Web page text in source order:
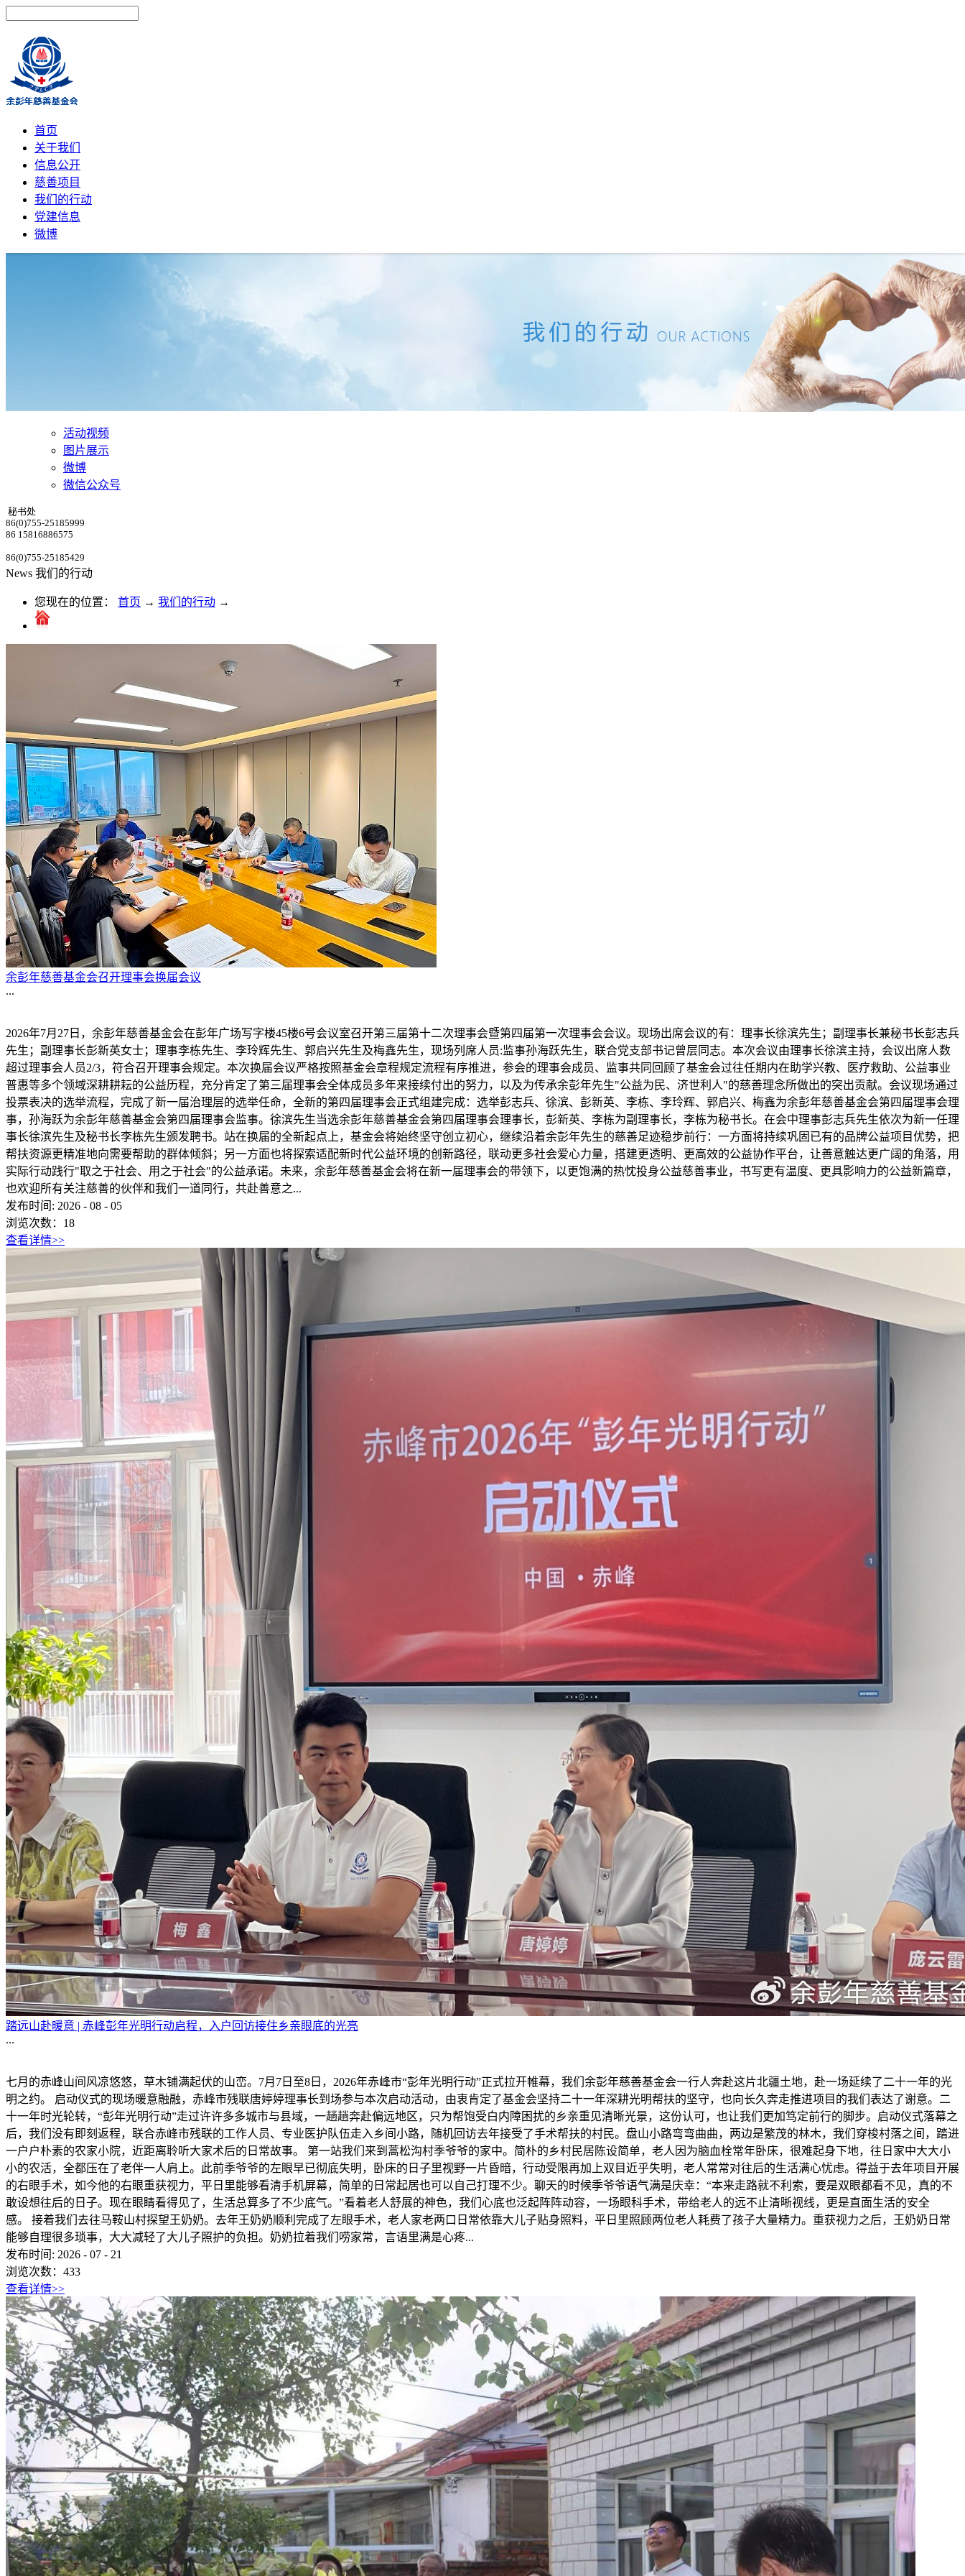
首页
关于我们
信息公开
慈善项目
我们的行动
党建信息
微博
活动视频
图片展示
微博
微信公众号
秘书处
86(0)755-25185999
86 15816886575
86(0)755-25185429
News 我们的行动
您现在的位置： 首页 → 我们的行动 →
余彭年慈善基金会召开理事会换届会议
...
2026年7月27日，余彭年慈善基金会在彭年广场写字楼45楼6号会议室召开第三届第十二次理事会暨第四届第一次理事会会议。现场出席会议的有：理事长徐滨先生；副理事长兼秘书长彭志兵
先生；副理事长彭新英女士；理事李栋先生、李玲辉先生、郭启兴先生及梅鑫先生，现场列席人员:监事孙海跃先生，联合党支部书记曾层同志。本次会议由理事长徐滨主持，会议出席人数
超过理事会人员2/3，符合召开理事会规定。本次换届会议严格按照基金会章程规定流程有序推进，参会的理事会成员、监事共同回顾了基金会过往任期内在助学兴教、医疗救助、公益事业
普惠等多个领域深耕耕耘的公益历程，充分肯定了第三届理事会全体成员多年来接续付出的努力，以及为传承余彭年先生"公益为民、济世利人"的慈善理念所做出的突出贡献。会议现场通过
投票表决的选举流程，完成了新一届治理层的选举任命，全新的第四届理事会正式组建完成：选举彭志兵、徐滨、彭新英、李栋、李玲辉、郭启兴、梅鑫为余彭年慈善基金会第四届理事会理
事，孙海跃为余彭年慈善基金会第四届理事会监事。徐滨先生当选余彭年慈善基金会第四届理事会理事长，彭新英、李栋为副理事长，李栋为秘书长。在会中理事彭志兵先生依次为新一任理
事长徐滨先生及秘书长李栋先生颁发聘书。站在换届的全新起点上，基金会将始终坚守创立初心，继续沿着余彭年先生的慈善足迹稳步前行：一方面将持续巩固已有的品牌公益项目优势，把
帮扶资源更精准地向需要帮助的群体倾斜；另一方面也将探索适配新时代公益环境的创新路径，联动更多社会爱心力量，搭建更透明、更高效的公益协作平台，让善意触达更广阔的角落，用
实际行动践行"取之于社会、用之于社会"的公益承诺。未来，余彭年慈善基金会将在新一届理事会的带领下，以更饱满的热忱投身公益慈善事业，书写更有温度、更具影响力的公益新篇章，
也欢迎所有关注慈善的伙伴和我们一道同行，共赴善意之...
发布时间: 2026 - 08 - 05
浏览次数： 18
查看详情>>
踏远山赴暖意 | 赤峰彭年光明行动启程，入户回访接住乡亲眼底的光亮
...
七月的赤峰山间风凉悠悠，草木铺满起伏的山峦。7月7日至8日，2026年赤峰市“彭年光明行动”正式拉开帷幕，我们余彭年慈善基金会一行人奔赴这片北疆土地，赴一场延续了二十一年的光
明之约。 启动仪式的现场暖意融融，赤峰市残联唐婷婷理事长到场参与本次启动活动，由衷肯定了基金会坚持二十一年深耕光明帮扶的坚守，也向长久奔走推进项目的我们表达了谢意。二
十一年时光轮转，“彭年光明行动”走过许许多多城市与县域，一趟趟奔赴偏远地区，只为帮饱受白内障困扰的乡亲重见清晰光景，这份认可，也让我们更加笃定前行的脚步。启动仪式落幕之
后，我们没有即刻返程，联合赤峰市残联的工作人员、专业医护队伍走入乡间小路，随机回访去年接受了手术帮扶的村民。盘山小路弯弯曲曲，两边是繁茂的林木，我们穿梭村落之间，踏进
一户户朴素的农家小院，近距离聆听大家术后的日常故事。 第一站我们来到蒿松沟村季爷爷的家中。简朴的乡村民居陈设简单，老人因为脑血栓常年卧床，很难起身下地，往日家中大大小
小的农活，全都压在了老伴一人肩上。此前季爷爷的左眼早已彻底失明，卧床的日子里视野一片昏暗，行动受限再加上双目近乎失明，老人常常对往后的生活满心忧虑。得益于去年项目开展
的右眼手术，如今他的右眼重获视力，平日里能够看清手机屏幕，简单的日常起居也可以自己打理不少。聊天的时候季爷爷语气满是庆幸：“本来走路就不利索，要是双眼都看不见，真的不
敢设想往后的日子。现在眼睛看得见了，生活总算多了不少底气。”看着老人舒展的神色，我们心底也泛起阵阵动容，一场眼科手术，带给老人的远不止清晰视线，更是直面生活的安全
感。 接着我们去往马鞍山村探望王奶奶。去年王奶奶顺利完成了左眼手术，老人家老两口日常依靠大儿子贴身照料，平日里照顾两位老人耗费了孩子大量精力。重获视力之后，王奶奶日常
能够自理很多琐事，大大减轻了大儿子照护的负担。奶奶拉着我们唠家常，言语里满是心疼...
发布时间: 2026 - 07 - 21
浏览次数： 433
查看详情>>